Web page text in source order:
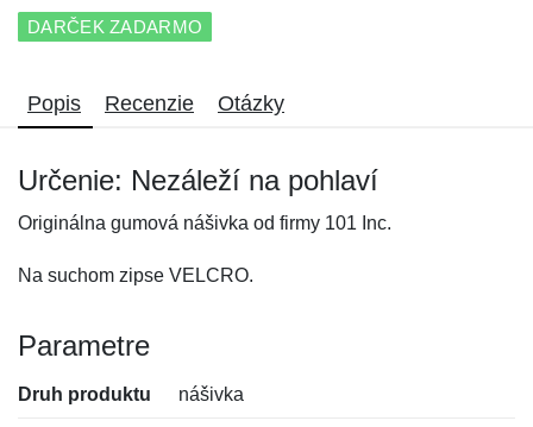
DARČEK ZADARMO
Popis Recenzie Otázky
Určenie: Nezáleží na pohlaví
Originálna gumová nášivka od firmy 101 Inc.
Na suchom zipse VELCRO.
Parametre
Druh produktu nášivka